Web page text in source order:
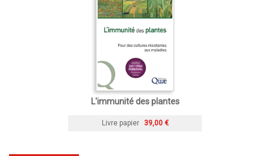
L'immunité des plantes
Livre papier 39,00 €